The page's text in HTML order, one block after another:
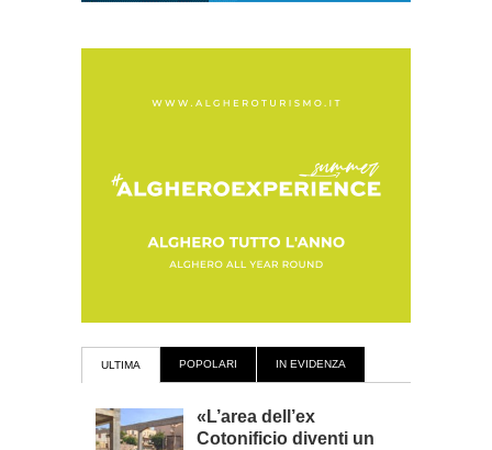
ULTIMA POPOLARI IN EVIDENZA
«L’area dell’ex
Cotonificio diventi un